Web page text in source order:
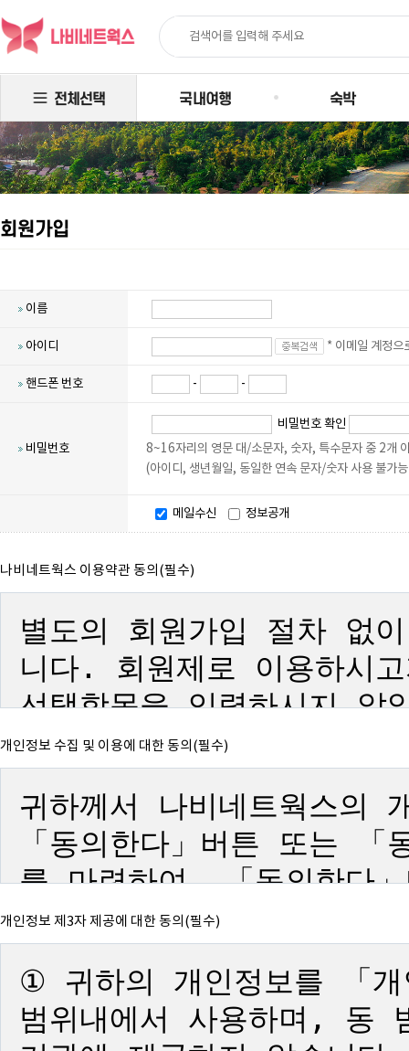
전체선택 국내여행 숙박
회원가입
이름
아이디 * 이메일 계정으
핸드폰 번호 - -
비밀번호
비밀번호 확인
8~16자리의 영문 대/소문자, 숫자, 특수문자 중 2개
(아이디, 생년월일, 동일한 연속 문자/숫자 사용 불가
메일수신 정보공개
나비네트웍스 이용약관 동의(필수)
개인정보 수집 및 이용에 대한 동의(필수)
개인정보 제3자 제공에 대한 동의(필수)